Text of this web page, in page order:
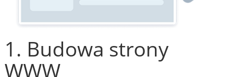
1. Budowa strony
WWW